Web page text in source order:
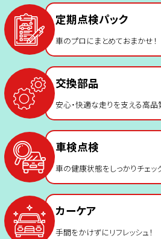
定期点検パック
車のプロにまとめておまかせ！
交換部品
安心・快適な走りを支える高品
車検点検
車の健康状態をしっかりチェッ
カーケア
手間をかけずにリフレッシュ！